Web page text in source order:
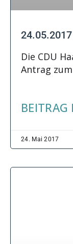
Die CDU
Antrag
BEITRAG
24. Mai 2017